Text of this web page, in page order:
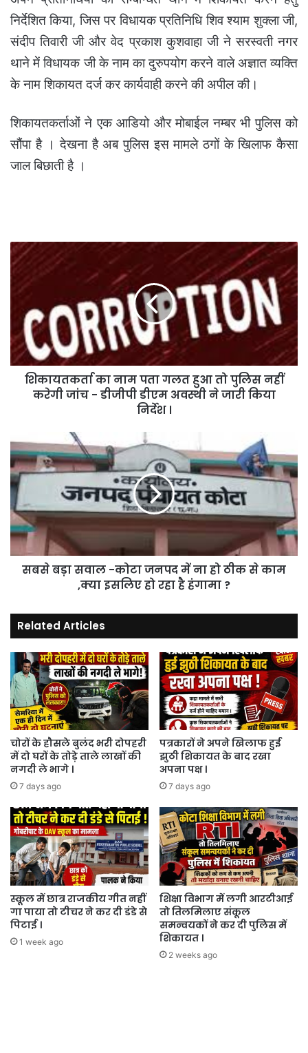
निर्देशित किया, जिस पर विधायक प्रतिनिधि शिव श्याम शुक्ला जी,
संदीप तिवारी जी और वेद प्रकाश कुशवाहा जी ने सरस्वती नगर
थाने में विधायक जी के नाम का दुरुपयोग करने वाले अज्ञात व्यक्ति
के नाम शिकायत दर्ज कर कार्यवाही करने की अपील की।
शिकायतकर्ताओं ने एक आडियो और मोबाईल नम्बर भी पुलिस को
सौंपा है । देखना है अब पुलिस इस मामले ठगों के खिलाफ कैसा
जाल बिछाती है ।
शिकायतकर्ता
का
नाम
पता
तो
पुलिस
नहीं
करेगी
अवस्थी
ने
जारी
किया
निर्देश
।
शिकायतकर्ता का नाम पता गलत हुआ तो पुलिस नहीं
करेगी जांच - डीजीपी डीएम अवस्थी ने जारी किया
निर्देश ।
बड़ा
सवाल
-कोटा
जनपद
में
ना
हो
ठीक
इसलिए
रहा
है
हंगामा
?
सबसे बड़ा सवाल -कोटा जनपद में ना हो ठीक से काम
,क्या इसलिए हो रहा है हंगामा ?
Related Articles
चोरों के हौसले बुलंद भरी दोपहरी
में दो घरों के तोड़े ताले लाखों की
नगदी ले भागे ।
7 days ago
पत्रकारों ने अपने खिलाफ हुई
झुठी शिकायत के बाद रखा
अपना पक्ष ।
7 days ago
स्कूल में छात्र राजकीय गीत नहीं
गा पाया तो टीचर ने कर दी डंडे से
पिटाई ।
1 week ago
शिक्षा विभाग में लगी आरटीआई
तो तिलमिलाए संकूल
समन्वयकों ने कर दी पुलिस में
शिकायत ।
2 weeks ago